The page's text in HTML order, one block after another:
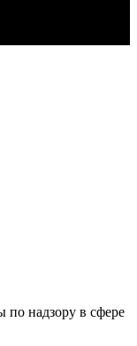
по надзору в сфере